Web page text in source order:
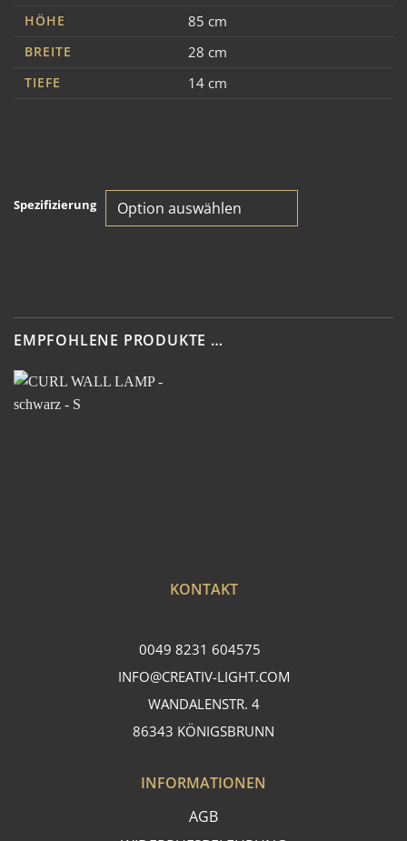
HÖHE 85 cm
BREITE 28 cm
TIEFE 14 cm
Spezifizierung
EMPFOHLENE PRODUKTE …
KONTAKT
0049 8231 604575
INFO@CREATIV-LIGHT.COM
WANDALENSTR. 4
86343 KÖNIGSBRUNN
INFORMATIONEN
AGB